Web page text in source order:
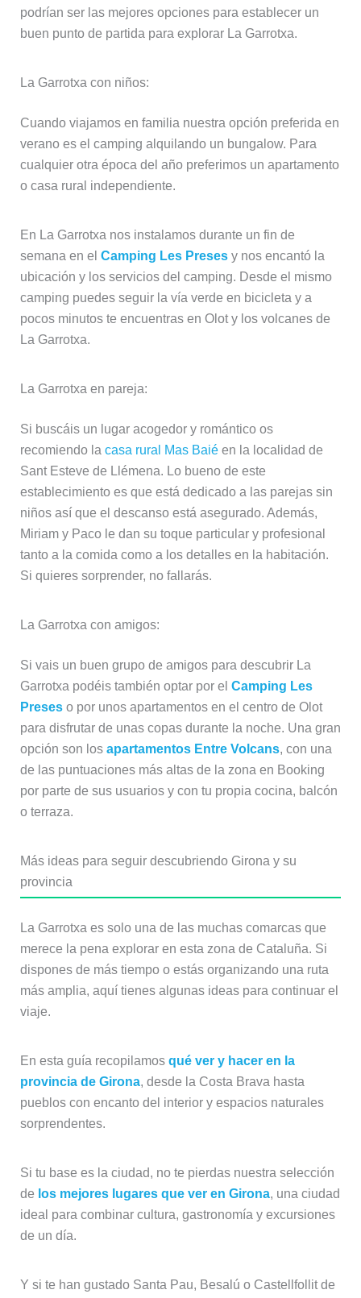
podrían ser las mejores opciones para establecer un
buen punto de partida para explorar La Garrotxa.
La Garrotxa con niños:
Cuando viajamos en familia nuestra opción preferida en
verano es el camping alquilando un bungalow. Para
cualquier otra época del año preferimos un apartamento
o casa rural independiente.
En La Garrotxa nos instalamos durante un fin de
semana en el Camping Les Presesy nos encantó la
ubicación y los servicios del camping. Desde el mismo
camping puedes seguir la vía verde en bicicleta y a
pocos minutos te encuentras en Olot y los volcanes de
La Garrotxa.
La Garrotxa en pareja:
Si buscáis un lugar acogedor y romántico os
recomiendo la casa rural Mas Baiéen la localidad de
Sant Esteve de Llémena. Lo bueno de este
establecimiento es que está dedicado a las parejas sin
niños así que el descanso está asegurado. Además,
Miriam y Paco le dan su toque particular y profesional
tanto a la comida como a los detalles en la habitación.
Si quieres sorprender, no fallarás.
La Garrotxa con amigos:
Si vais un buen grupo de amigos para descubrir La
Garrotxa podéis también optar por el Camping Les
Preseso por unos apartamentos en el centro de Olot
para disfrutar de unas copas durante la noche. Una gran
opción son los apartamentos Entre Volcans, con una
de las puntuaciones más altas de la zona en Booking
por parte de sus usuarios y con tu propia cocina, balcón
o terraza.
Más ideas para seguir descubriendo Girona y su
provincia
La Garrotxa es solo una de las muchas comarcas que
merece la pena explorar en esta zona de Cataluña. Si
dispones de más tiempo o estás organizando una ruta
más amplia, aquí tienes algunas ideas para continuar el
viaje.
En esta guía recopilamos qué ver y hacer en la
provincia de Girona, desde la Costa Brava hasta
pueblos con encanto del interior y espacios naturales
sorprendentes.
Si tu base es la ciudad, no te pierdas nuestra selección
de los mejores lugares que ver en Girona, una ciudad
ideal para combinar cultura, gastronomía y excursiones
de un día.
Y si te han gustado Santa Pau, Besalú o Castellfollit de